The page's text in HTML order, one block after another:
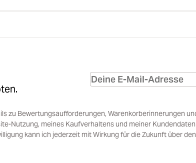
zu Bewertungsaufforderungen, Warenkorberinnerungen
Nutzung, meines Kaufverhaltens und meiner
kann ich jederzeit mit Wirkung für die Zukunft über